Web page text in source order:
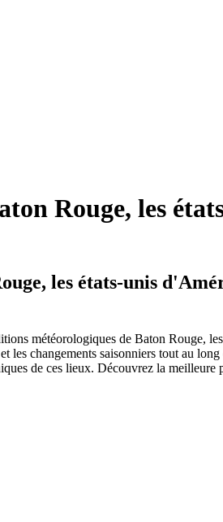
Rouge, les
les états-unis
météorologiques de Baton Rouge,
changements saisonniers tout au
de ces lieux. Découvrez la